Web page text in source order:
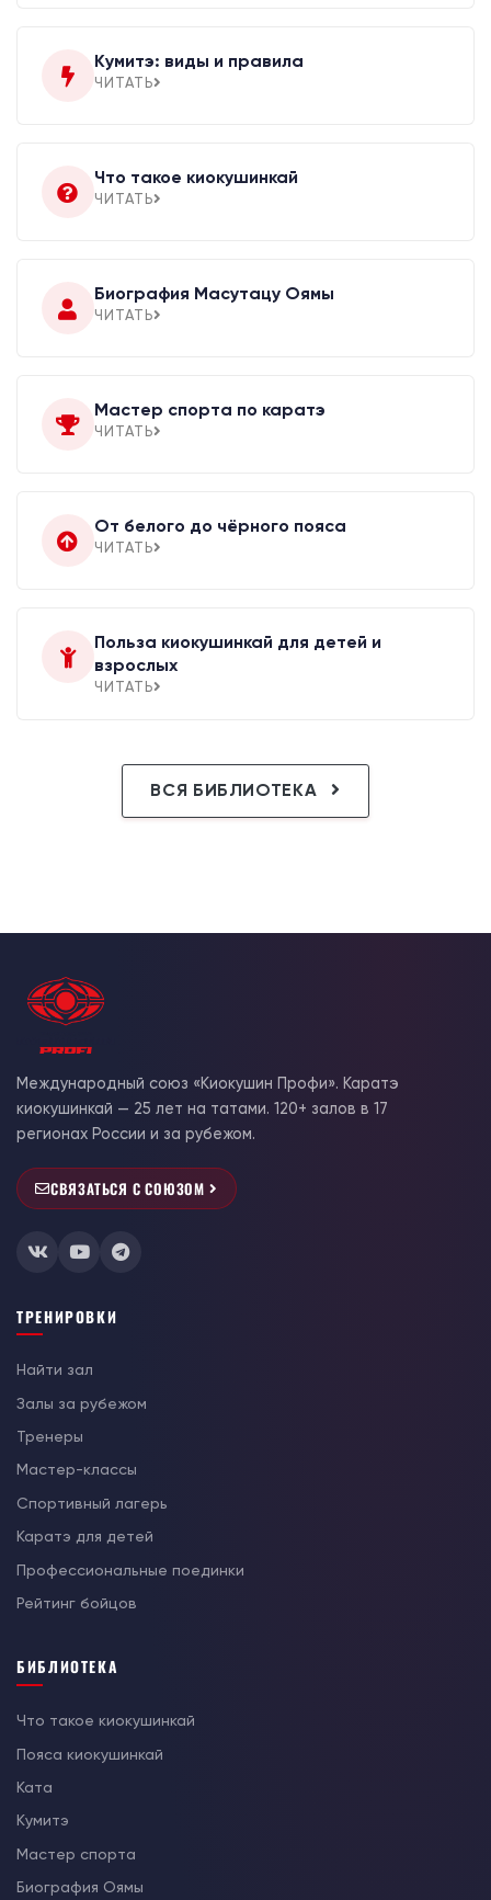
Кумитэ: виды и правила
ЧИТАТЬ
Что такое киокушинкай
ЧИТАТЬ
Биография Масутацу Оямы
ЧИТАТЬ
Мастер спорта по каратэ
ЧИТАТЬ
От белого до чёрного пояса
ЧИТАТЬ
Польза киокушинкай для детей и
взрослых
ЧИТАТЬ
ВСЯ БИБЛИОТЕКА
Международный союз «Киокушин Профи». Каратэ
киокушинкай — 25 лет на татами. 120+ залов в 17
регионах России и за рубежом.
СВЯЗАТЬСЯ С СОЮЗОМ
ТРЕНИРОВКИ
Найти зал
Залы за рубежом
Тренеры
Мастер-классы
Спортивный лагерь
Каратэ для детей
Профессиональные поединки
Рейтинг бойцов
БИБЛИОТЕКА
Что такое киокушинкай
Пояса киокушинкай
Ката
Кумитэ
Мастер спорта
Биография Оямы